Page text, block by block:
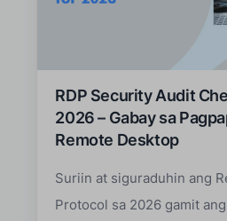
RDP Security Audit
2026 – Gabay sa
Remote Desktop
Suriin at siguraduhin ang
Protocol sa 2026 gamit